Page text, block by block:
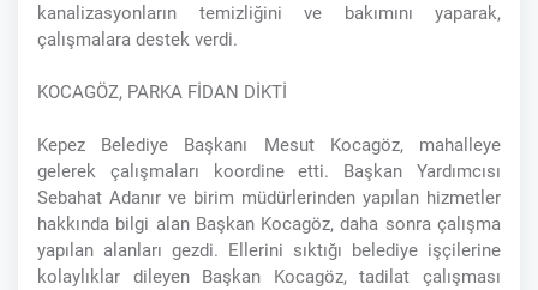
kanalizasyonların temizliğini ve bakımını yaparak,
çalışmalara destek verdi.
KOCAGÖZ, PARKA FİDAN DİKTİ
Kepez Belediye Başkanı Mesut Kocagöz, mahalleye
gelerek çalışmaları koordine etti. Başkan Yardımcısı
Sebahat Adanır ve birim müdürlerinden yapılan hizmetler
hakkında bilgi alan Başkan Kocagöz, daha sonra çalışma
yapılan alanları gezdi. Ellerini sıktığı belediye işçilerine
kolaylıklar dileyen Başkan Kocagöz, tadilat çalışması